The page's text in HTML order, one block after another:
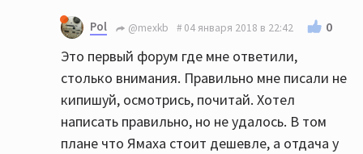
Pol @mexkb 04 января 2018 в 22:42 0
Это первый форум где мне ответили,
столько внимания. Правильно мне писали не
кипишуй, осмотрись, почитай. Хотел
написать правильно, но не удалось. В том
плане что Ямаха стоит дешевле, а отдача у